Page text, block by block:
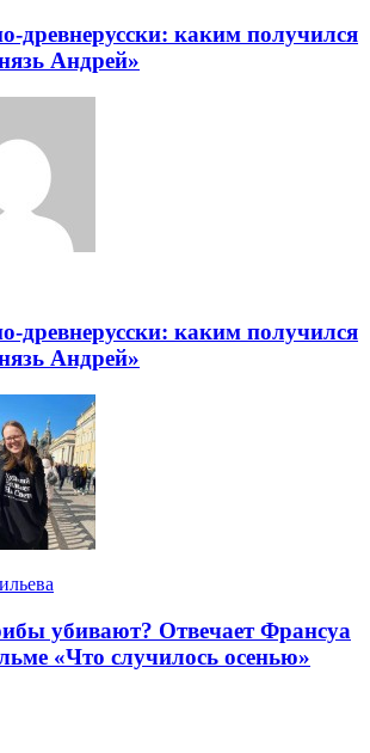
древнерусски: каким получился
Андрей»
древнерусски: каким получился
Андрей»
убивают? Отвечает Франсуа
«Что случилось осенью»